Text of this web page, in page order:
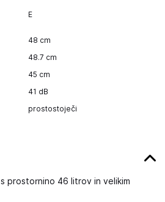
E
48 cm
48.7 cm
45 cm
41 dB
prostostoječi
prostornino 46 litrov in velikim